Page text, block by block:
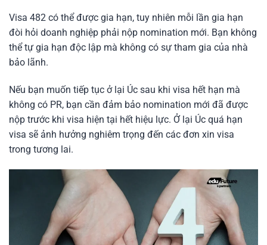
Visa 482 có thể được gia hạn, tuy nhiên mỗi lần gia hạn
đòi hỏi doanh nghiệp phải nộp nomination mới. Bạn không
thể tự gia hạn độc lập mà không có sự tham gia của nhà
bảo lãnh.
Nếu bạn muốn tiếp tục ở lại Úc sau khi visa hết hạn mà
không có PR, bạn cần đảm bảo nomination mới đã được
nộp trước khi visa hiện tại hết hiệu lực. Ở lại Úc quá hạn
visa sẽ ảnh hưởng nghiêm trọng đến các đơn xin visa
trong tương lai.